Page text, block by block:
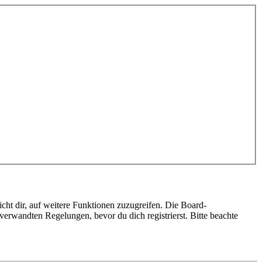
dir, auf weitere Funktionen zuzugreifen. Die Board-
Regelungen, bevor du dich registrierst. Bitte beachte